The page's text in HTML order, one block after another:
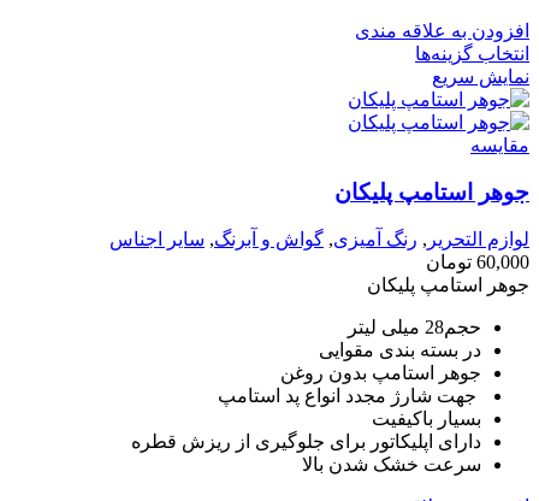
افزودن به علاقه مندی
انتخاب گزینه‌ها
نمایش سریع
مقايسه
جوهر استامپ پلیکان
لوازم التحریر , رنگ آمیزی, گواش و آبرنگ, سایر اجناس
60,000 تومان
جوهر استامپ پلیکان
حجم28 میلی لیتر
در بسته بندی مقوایی
جوهر استامپ بدون روغن
جهت شارژ مجدد انواع پد استامپ
بسیار باکیفیت
دارای اپلیکاتور برای جلوگیری از ریزش قطره
سرعت خشک شدن بالا